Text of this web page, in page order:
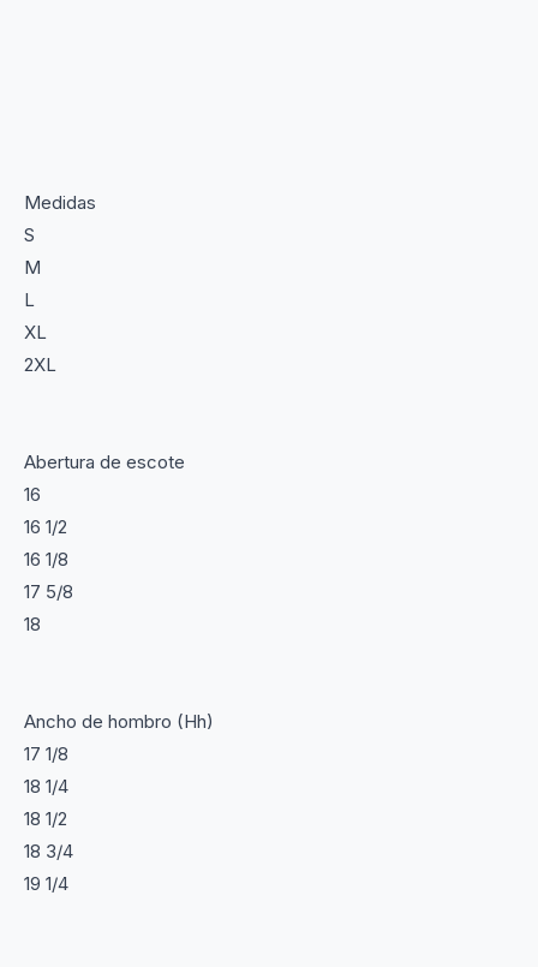
Medidas
S
M
L
XL
2XL
Abertura de escote
16
16 1/2
16 1/8
17 5/8
18
Ancho de hombro (Hh)
17 1/8
18 1/4
18 1/2
18 3/4
19 1/4